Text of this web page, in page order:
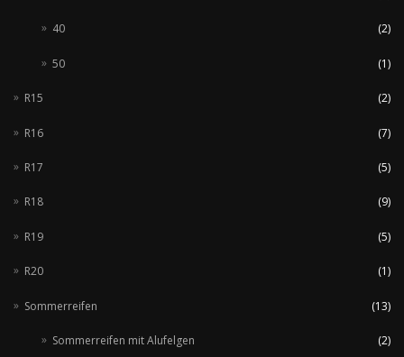
40 (2)
50 (1)
R15 (2)
R16 (7)
R17 (5)
R18 (9)
R19 (5)
R20 (1)
Sommerreifen (13)
Sommerreifen mit Alufelgen (2)